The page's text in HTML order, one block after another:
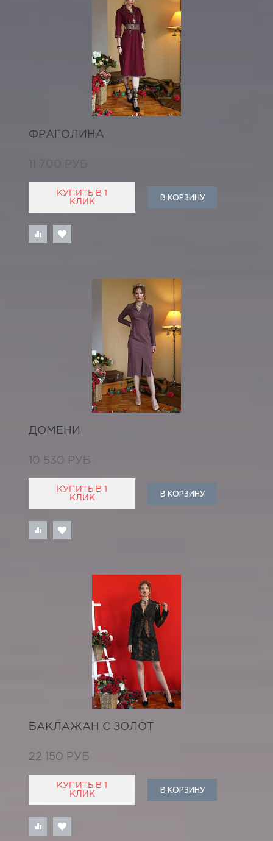
ФРАГОЛИНА
11 700 РУБ
КУПИТЬ В 1
КЛИК
В КОРЗИНУ
ДОМЕНИ
10 530 РУБ
КУПИТЬ В 1
КЛИК
В КОРЗИНУ
БАКЛАЖАН С ЗОЛОТ
22 150 РУБ
КУПИТЬ В 1
КЛИК
В КОРЗИНУ